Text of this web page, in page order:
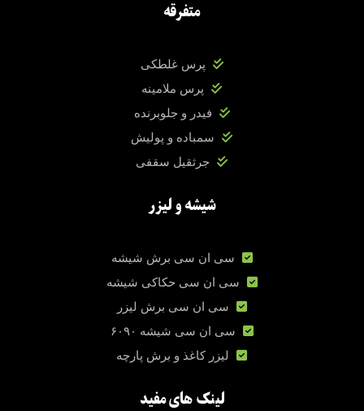
متفرقه
پرس غلطکی
پرس ملامینه
فیدر و جلوبرنده
سمباده و پولیش
جرثقیل سقفی
شیشه و لیزر
سی ان سی برش شیشه
سی ان سی حکاکی شیشه
سی ان سی برش لیزر
سی ان سی شیشه ۶۰۹۰
لیزر کاغذ و برش پارچه
لینک های مفید